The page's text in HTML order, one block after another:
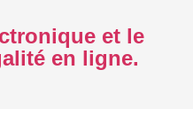
et le
en ligne.